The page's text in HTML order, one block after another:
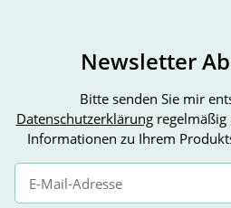
Newsletter
Bitte senden Sie mir
Datenschutzerklärungregelmäßig
Informationen zu Ihrem